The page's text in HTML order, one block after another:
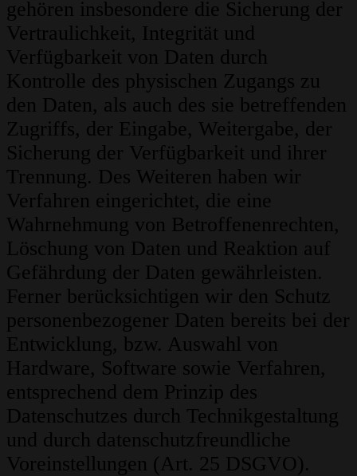
gehören insbesondere die Sicherung der
Vertraulichkeit, Integrität und
Verfügbarkeit von Daten durch
Kontrolle des physischen Zugangs zu
den Daten, als auch des sie betreffenden
Zugriffs, der Eingabe, Weitergabe, der
Sicherung der Verfügbarkeit und ihrer
Trennung. Des Weiteren haben wir
Verfahren eingerichtet, die eine
Wahrnehmung von Betroffenenrechten,
Löschung von Daten und Reaktion auf
Gefährdung der Daten gewährleisten.
Ferner berücksichtigen wir den Schutz
personenbezogener Daten bereits bei der
Entwicklung, bzw. Auswahl von
Hardware, Software sowie Verfahren,
entsprechend dem Prinzip des
Datenschutzes durch Technikgestaltung
und durch datenschutzfreundliche
Voreinstellungen (Art. 25 DSGVO).